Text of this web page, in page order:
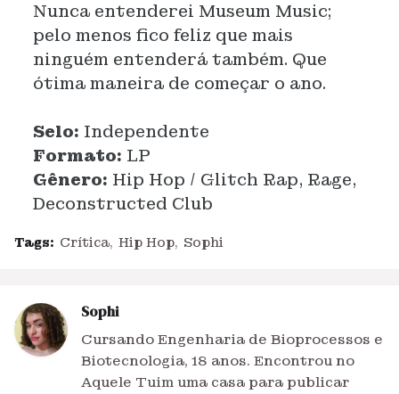
Nunca entenderei Museum Music;
pelo menos fico feliz que mais
ninguém entenderá também. Que
ótima maneira de começar o ano.
Selo: Independente
Formato: LP
Gênero: Hip Hop / Glitch Rap, Rage,
Deconstructed Club
Tags: Crítica Hip Hop Sophi
Sophi
Cursando Engenharia de Bioprocessos e
Biotecnologia, 18 anos. Encontrou no
Aquele Tuim uma casa para publicar